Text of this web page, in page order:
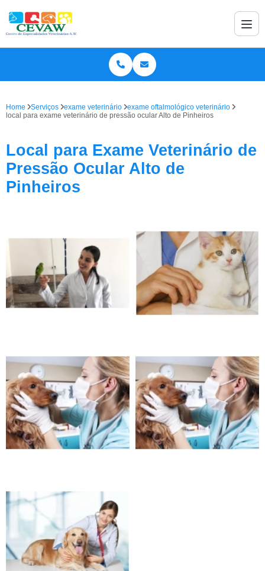
Home Serviços exame veterinário
exame oftalmológico veterinário
local para exame veterinário de pressão ocular Alto de Pinheiros
Local para Exame Veterinário de
Pressão Ocular Alto de
Pinheiros